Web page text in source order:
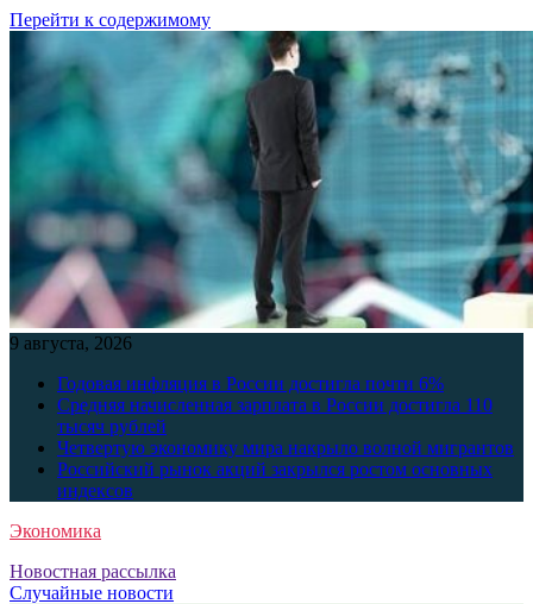
Перейти к содержимому
9 августа, 2026
Годовая инфляция в России достигла почти 6%
Средняя начисленная зарплата в России достигла 110
тысяч рублей
Четвертую экономику мира накрыло волной мигрантов
Российский рынок акций закрылся ростом основных
индексов
Экономика
Новостная рассылка
Случайные новости